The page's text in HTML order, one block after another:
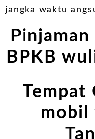
jangka waktu
BPKB
Tempat